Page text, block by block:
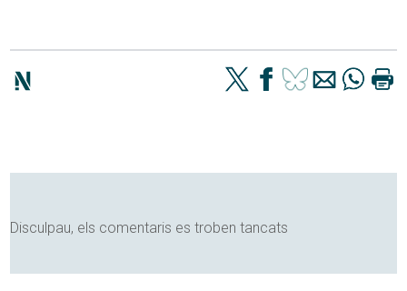
Disculpau, els comentaris es troben tancats